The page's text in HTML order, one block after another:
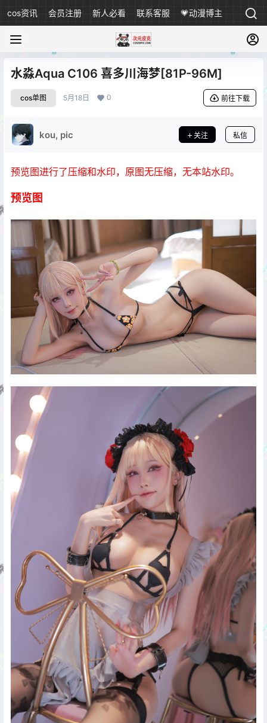
cos资讯 会员注册 新人必看 联系客服 💗动漫博主
水淼Aqua C106 喜多川海梦[81P-96M]
cos单图 5月18日 0 前往下载
kou, pic 关注 私信
预览图进行了压缩和水印，原图无压缩，无本站水印。
预览图